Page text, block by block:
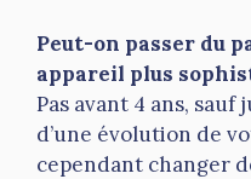
Peut-on passer du
appareil plus
Pas avant 4 ans,
d’une évolution de
cependant changer